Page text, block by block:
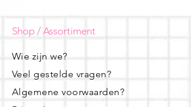
Shop / Assortiment
Wie zijn we?
Veel gestelde vragen?
Algemene voorwaarden?